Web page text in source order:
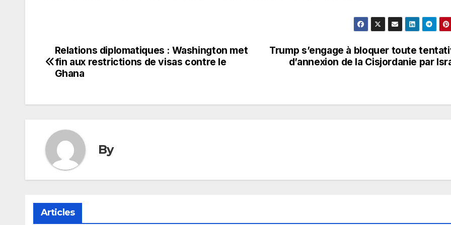
Navigation
de
Trump s’engage à bloquer toute
d’annexion de la Cisjordanie par
Relations diplomatiques : Washington met
fin aux restrictions de visas contre le
Ghana
By
Articles